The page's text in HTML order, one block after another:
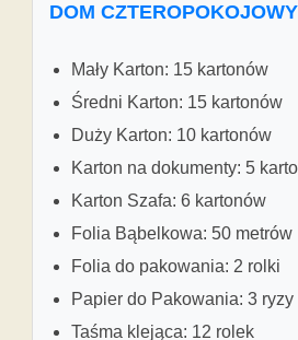
DOM
Mały Karton: 15 kartonów
Średni Karton: 15 kartonów
Duży Karton: 10 kartonów
Karton na dokumenty: 5
Karton Szafa: 6 kartonów
Folia Bąbelkowa: 50 metrów
Folia do pakowania: 2 rolki
Papier do Pakowania: 3
Taśma klejąca: 12 rolek